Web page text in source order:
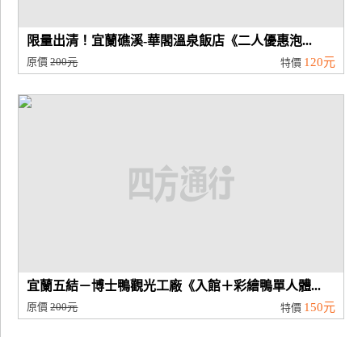
限量出清！宜蘭礁溪-華閣溫泉飯店《二人優惠泡...
原價200元 特價 120元
宜蘭五結－博士鴨觀光工廠《入館＋彩繪鴨單人體...
原價200元 特價 150元